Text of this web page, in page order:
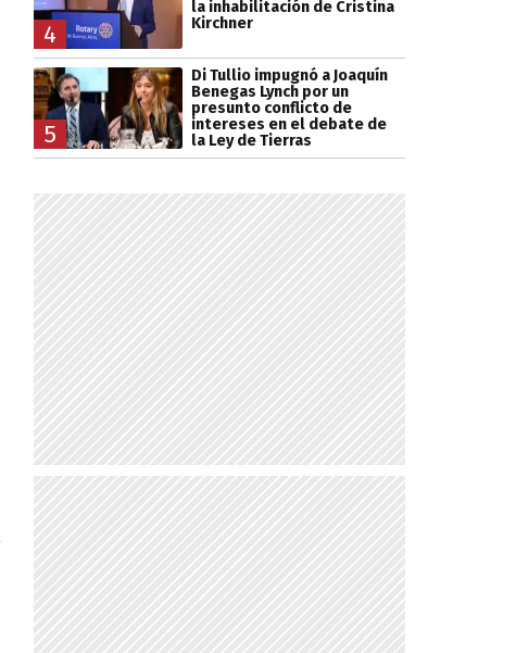
4
la inhabilitación de Cristina
Kirchner
5
Di Tullio impugnó a Joaquín
Benegas Lynch por un
presunto conflicto de
intereses en el debate de
la Ley de Tierras